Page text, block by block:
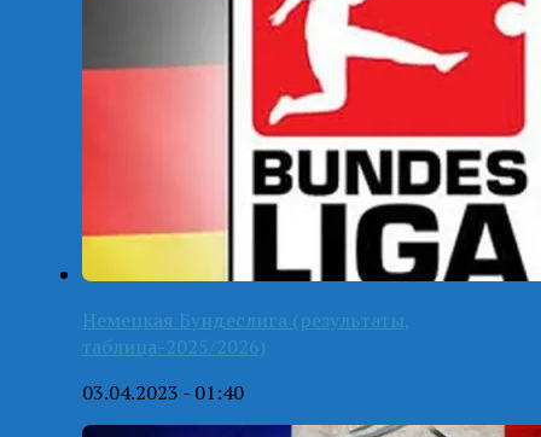
Немецкая Бундеслига (результаты,
таблица-2025/2026)
03.04.2023 - 01:40